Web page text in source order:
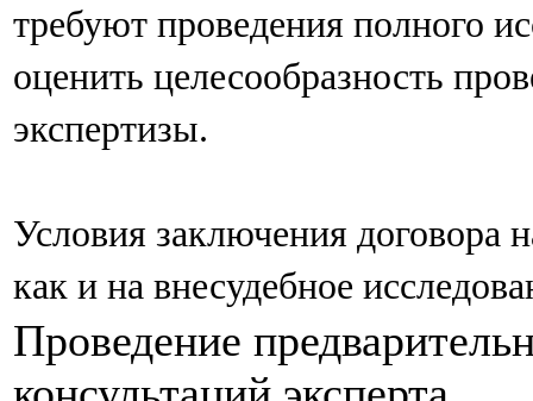
требуют проведения полного
оценить целесообразность
экспертизы.
Условия заключения договора
как и на внесудебное
Проведение